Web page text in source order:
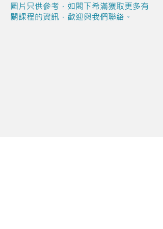
圖片只供參考，如閣下希滿獲取更多有
關課程的資訊，歡迎與我們聯絡。